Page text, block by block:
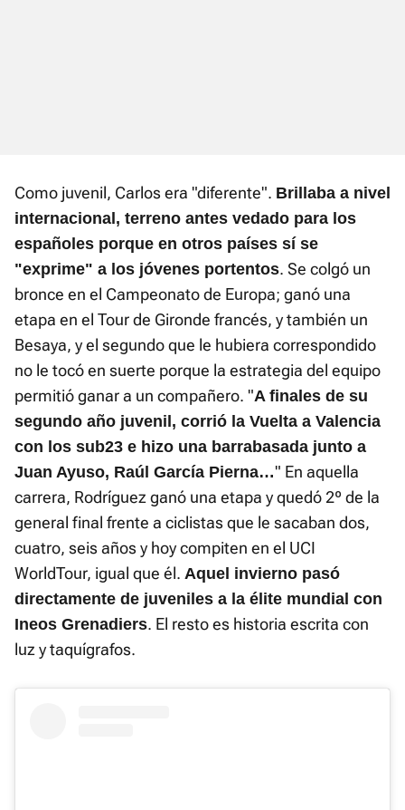
Como juvenil, Carlos era "diferente". Brillaba a nivel
internacional, terreno antes vedado para los
españoles porque en otros países sí se
"exprime" a los jóvenes portentos. Se colgó un
bronce en el Campeonato de Europa; ganó una
etapa en el Tour de Gironde francés, y también un
Besaya, y el segundo que le hubiera correspondido
no le tocó en suerte porque la estrategia del equipo
permitió ganar a un compañero. "A finales de su
segundo año juvenil, corrió la Vuelta a Valencia
con los sub23 e hizo una barrabasada junto a
Juan Ayuso, Raúl García Pierna…" En aquella
carrera, Rodríguez ganó una etapa y quedó 2º de la
general final frente a ciclistas que le sacaban dos,
cuatro, seis años y hoy compiten en el UCI
WorldTour, igual que él. Aquel invierno pasó
directamente de juveniles a la élite mundial con
Ineos Grenadiers. El resto es historia escrita con
luz y taquígrafos.